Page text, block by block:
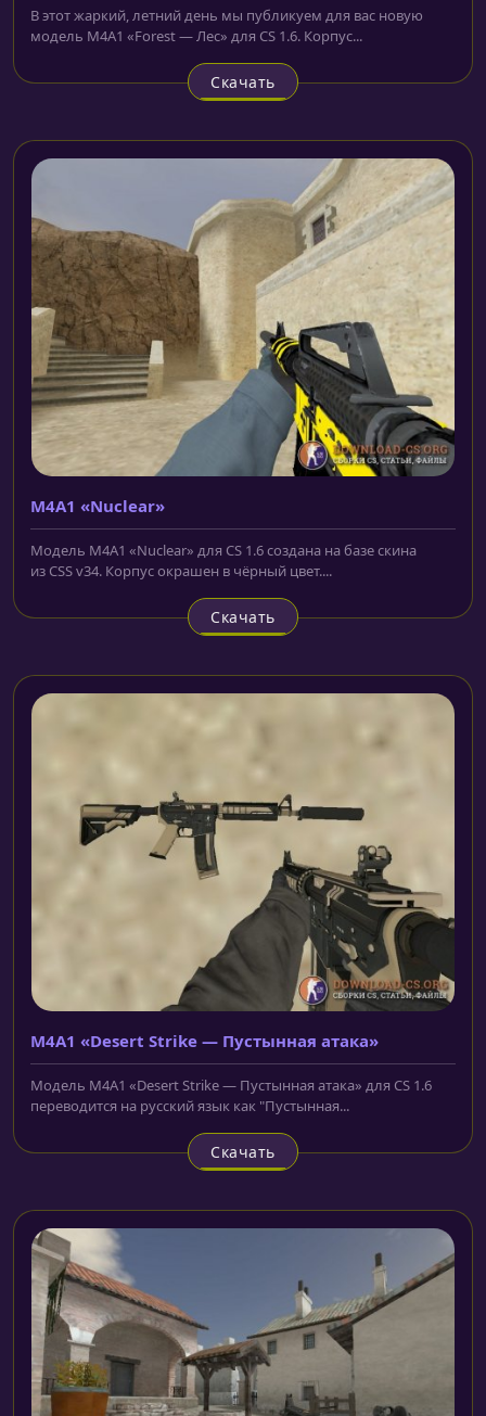
В этот жаркий, летний день мы публикуем для вас новую
модель M4A1 «Forest — Лес» для CS 1.6. Корпус...
Скачать
M4A1 «Nuclear»
Модель M4A1 «Nuclear» для CS 1.6 создана на базе скина
из CSS v34. Корпус окрашен в чёрный цвет....
Скачать
M4A1 «Desert Strike — Пустынная атака»
Модель M4A1 «Desert Strike — Пустынная атака» для CS 1.6
переводится на русский язык как "Пустынная...
Скачать